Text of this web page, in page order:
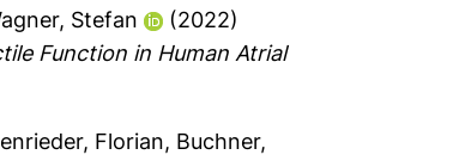
Stefan
(2022)
Function in Human Atrial
Florian, Buchner,